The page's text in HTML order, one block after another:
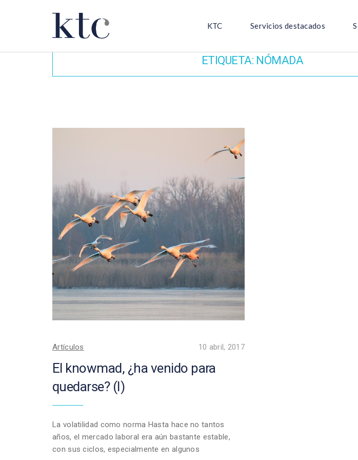
KTC Servicios destacados
ETIQUETA: NÓMADA
Artículos 10 abril, 2017
El knowmad, ¿ha venido para
quedarse? (I)
La volatilidad como norma Hasta hace no tantos
años, el mercado laboral era aún bastante estable,
con sus ciclos, especialmente en algunos